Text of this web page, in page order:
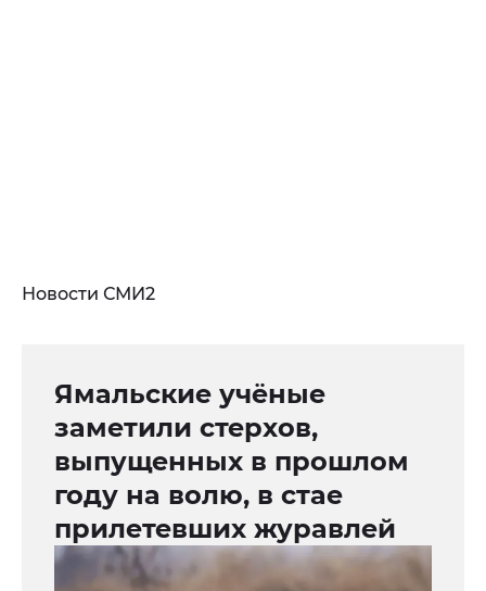
Новости СМИ2
Ямальские учёные
заметили стерхов,
выпущенных в прошлом
году на волю, в стае
прилетевших журавлей